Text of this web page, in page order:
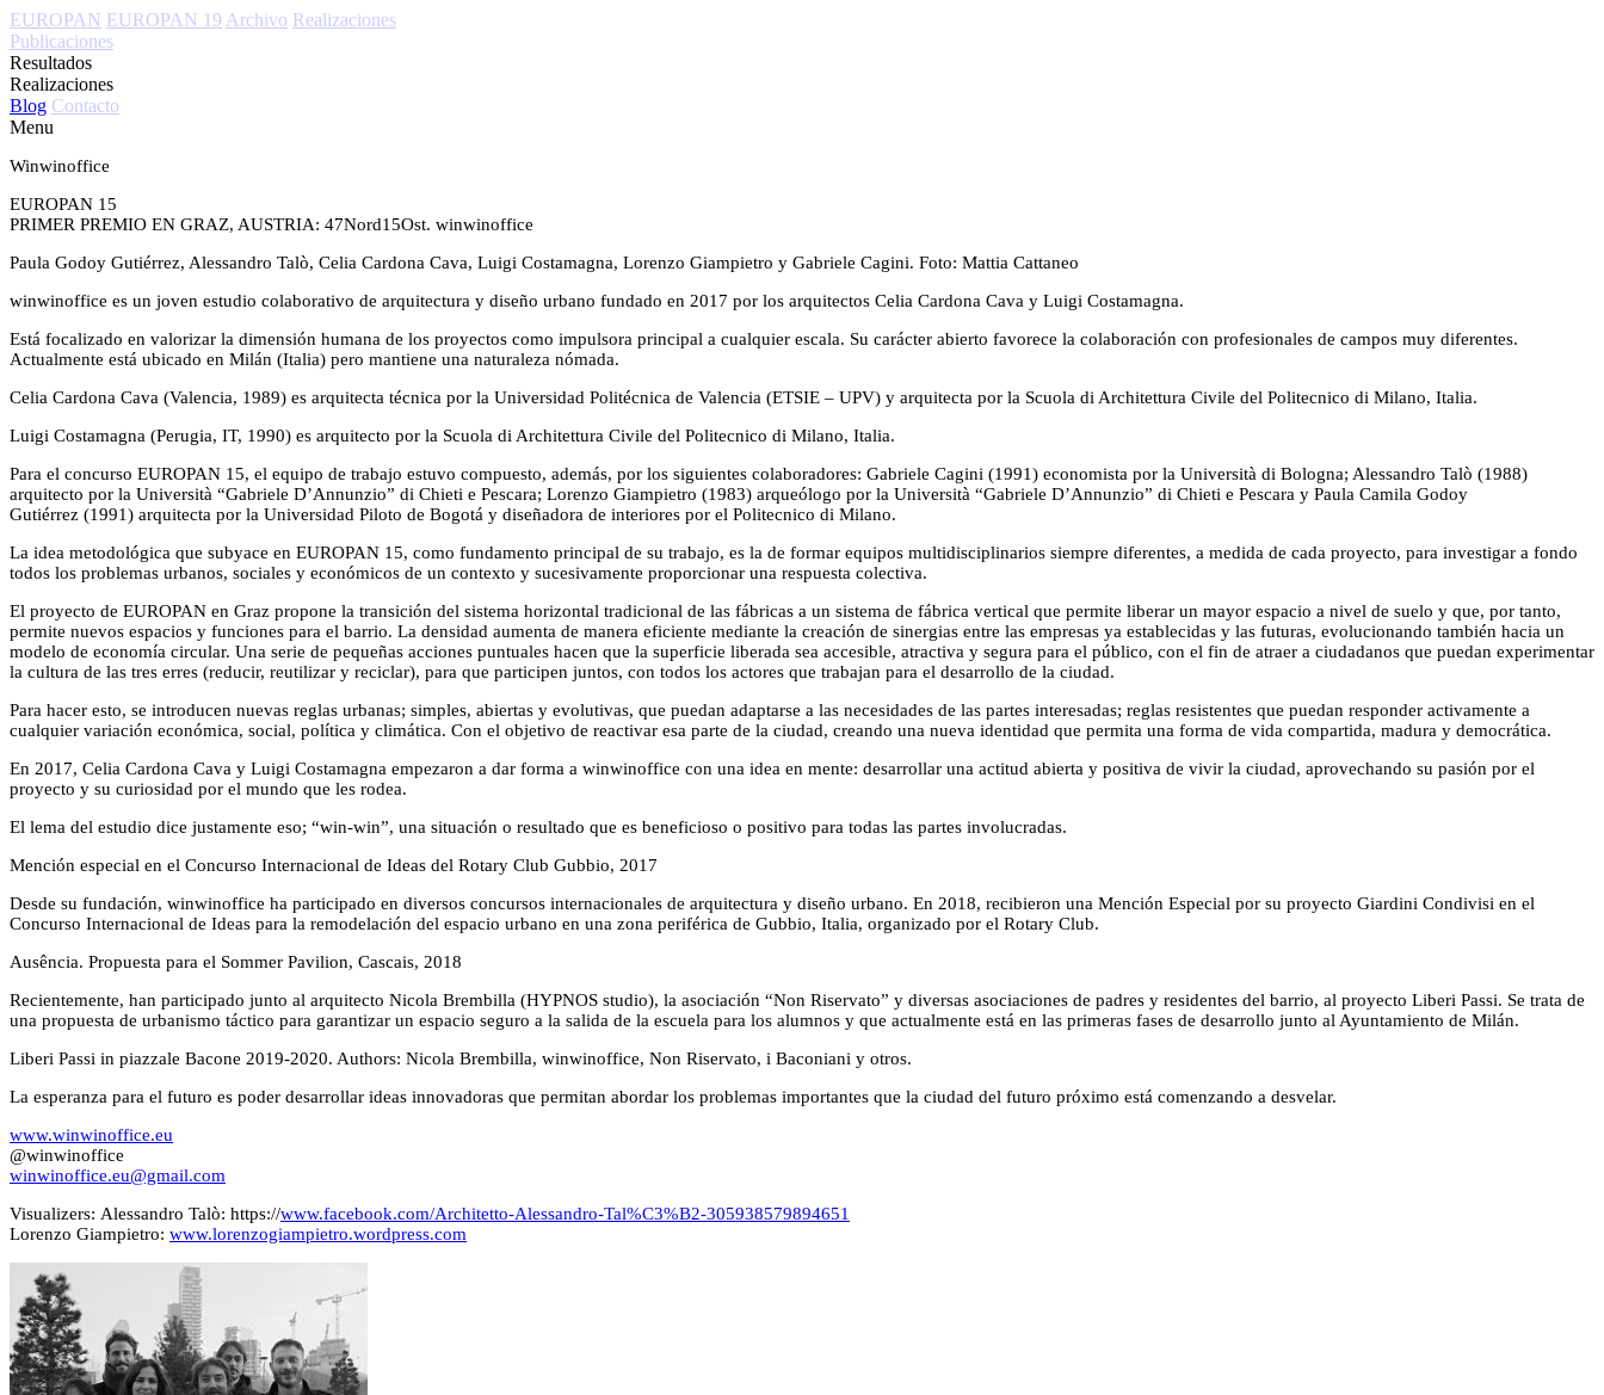
EUROPAN EUROPAN 19 Archivo Realizaciones
Publicaciones
Resultados
Realizaciones
Blog Contacto
Menu
Winwinoffice
EUROPAN 15
PRIMER PREMIO EN GRAZ, AUSTRIA: 47Nord15Ost. winwinoffice
Paula Godoy Gutiérrez, Alessandro Talò, Celia Cardona Cava, Luigi Costamagna, Lorenzo Giampietro y Gabriele Cagini. Foto: Mattia Cattaneo
winwinoffice es un joven estudio colaborativo de arquitectura y diseño urbano fundado en 2017 por los arquitectos Celia Cardona Cava y Luigi Costamagna.
Está focalizado en valorizar la dimensión humana de los proyectos como impulsora principal a cualquier escala. Su carácter abierto favorece la colaboración con profesionales de campos muy diferentes.
Actualmente está ubicado en Milán (Italia) pero mantiene una naturaleza nómada.
Celia Cardona Cava (Valencia, 1989) es arquitecta técnica por la Universidad Politécnica de Valencia (ETSIE – UPV) y arquitecta por la Scuola di Architettura Civile del Politecnico di Milano, Italia.
Luigi Costamagna (Perugia, IT, 1990) es arquitecto por la Scuola di Architettura Civile del Politecnico di Milano, Italia.
Para el concurso EUROPAN 15, el equipo de trabajo estuvo compuesto, además, por los siguientes colaboradores: Gabriele Cagini (1991) economista por la Università di Bologna; Alessandro Talò (1988)
arquitecto por la Università “Gabriele D’Annunzio” di Chieti e Pescara; Lorenzo Giampietro (1983) arqueólogo por la Università “Gabriele D’Annunzio” di Chieti e Pescara y Paula Camila Godoy
Gutiérrez (1991) arquitecta por la Universidad Piloto de Bogotá y diseñadora de interiores por el Politecnico di Milano.
La idea metodológica que subyace en EUROPAN 15, como fundamento principal de su trabajo, es la de formar equipos multidisciplinarios siempre diferentes, a medida de cada proyecto, para investigar a fondo
todos los problemas urbanos, sociales y económicos de un contexto y sucesivamente proporcionar una respuesta colectiva.
El proyecto de EUROPAN en Graz propone la transición del sistema horizontal tradicional de las fábricas a un sistema de fábrica vertical que permite liberar un mayor espacio a nivel de suelo y que, por tanto,
permite nuevos espacios y funciones para el barrio. La densidad aumenta de manera eficiente mediante la creación de sinergias entre las empresas ya establecidas y las futuras, evolucionando también hacia un
modelo de economía circular. Una serie de pequeñas acciones puntuales hacen que la superficie liberada sea accesible, atractiva y segura para el público, con el fin de atraer a ciudadanos que puedan experimentar
la cultura de las tres erres (reducir, reutilizar y reciclar), para que participen juntos, con todos los actores que trabajan para el desarrollo de la ciudad.
Para hacer esto, se introducen nuevas reglas urbanas; simples, abiertas y evolutivas, que puedan adaptarse a las necesidades de las partes interesadas; reglas resistentes que puedan responder activamente a
cualquier variación económica, social, política y climática. Con el objetivo de reactivar esa parte de la ciudad, creando una nueva identidad que permita una forma de vida compartida, madura y democrática.
En 2017, Celia Cardona Cava y Luigi Costamagna empezaron a dar forma a winwinoffice con una idea en mente: desarrollar una actitud abierta y positiva de vivir la ciudad, aprovechando su pasión por el
proyecto y su curiosidad por el mundo que les rodea.
El lema del estudio dice justamente eso; “win-win”, una situación o resultado que es beneficioso o positivo para todas las partes involucradas.
Mención especial en el Concurso Internacional de Ideas del Rotary Club Gubbio, 2017
Desde su fundación, winwinoffice ha participado en diversos concursos internacionales de arquitectura y diseño urbano. En 2018, recibieron una Mención Especial por su proyecto Giardini Condivisi en el
Concurso Internacional de Ideas para la remodelación del espacio urbano en una zona periférica de Gubbio, Italia, organizado por el Rotary Club.
Ausência. Propuesta para el Sommer Pavilion, Cascais, 2018
Recientemente, han participado junto al arquitecto Nicola Brembilla (HYPNOS studio), la asociación “Non Riservato” y diversas asociaciones de padres y residentes del barrio, al proyecto Liberi Passi. Se trata de
una propuesta de urbanismo táctico para garantizar un espacio seguro a la salida de la escuela para los alumnos y que actualmente está en las primeras fases de desarrollo junto al Ayuntamiento de Milán.
Liberi Passi in piazzale Bacone 2019-2020. Authors: Nicola Brembilla, winwinoffice, Non Riservato, i Baconiani y otros.
La esperanza para el futuro es poder desarrollar ideas innovadoras que permitan abordar los problemas importantes que la ciudad del futuro próximo está comenzando a desvelar.
www.winwinoffice.eu
@winwinoffice
winwinoffice.eu@gmail.com
Visualizers: Alessandro Talò: https://www.facebook.com/Architetto-Alessandro-Tal%C3%B2-305938579894651
Lorenzo Giampietro: www.lorenzogiampietro.wordpress.com